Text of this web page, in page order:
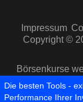
Impressum
Copyright ©
Börsenkurse
Die besten Tools -
Performance Ihrer